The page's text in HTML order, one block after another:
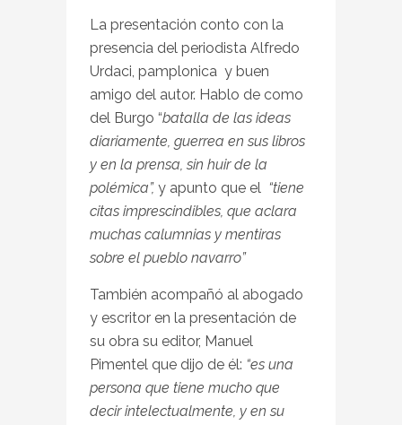
La presentación conto con la
presencia del periodista Alfredo
Urdaci, pamplonica y buen
amigo del autor. Hablo de como
del Burgo “batalla de las ideas
diariamente, guerrea en sus libros
y en la prensa, sin huir de la
polémica”, y apunto que el “tiene
citas imprescindibles, que aclara
muchas calumnias y mentiras
sobre el pueblo navarro”
También acompañó al abogado
y escritor en la presentación de
su obra su editor, Manuel
Pimentel que dijo de él: “es una
persona que tiene mucho que
decir intelectualmente, y en su